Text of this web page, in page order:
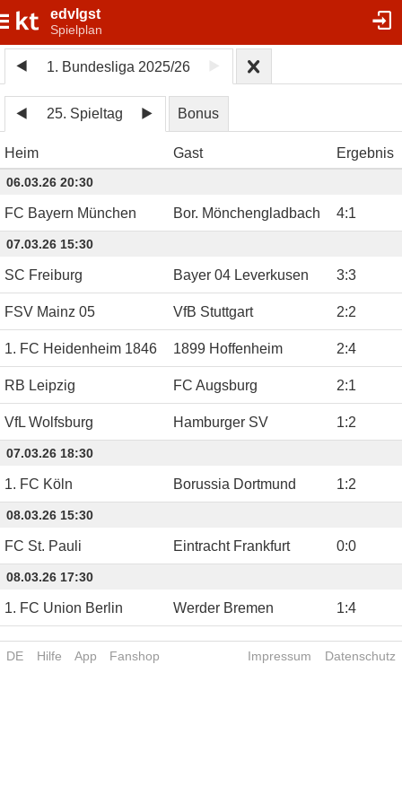
edvlgst
Spielplan
1. Bundesliga 2025/26
25. Spieltag Bonus
Heim Gast Ergebnis
06.03.26 20:30
FC Bayern München Bor. Mönchengladbach 4:1
07.03.26 15:30
SC Freiburg Bayer 04 Leverkusen 3:3
FSV Mainz 05 VfB Stuttgart 2:2
1. FC Heidenheim 1846 1899 Hoffenheim 2:4
RB Leipzig FC Augsburg 2:1
VfL Wolfsburg Hamburger SV 1:2
07.03.26 18:30
1. FC Köln Borussia Dortmund 1:2
08.03.26 15:30
FC St. Pauli Eintracht Frankfurt 0:0
08.03.26 17:30
1. FC Union Berlin Werder Bremen 1:4
DE Hilfe App Fanshop Impressum Datenschutz